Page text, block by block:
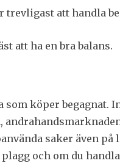
trevligast att handla
att ha en bra balans.
som köper begagnat.
saker även
och om du